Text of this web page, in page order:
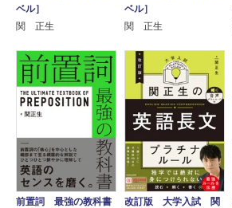
ベル］
関 正生
ベル］
関 正生
前置詞 最強の教科書
改訂版 大学入試 関